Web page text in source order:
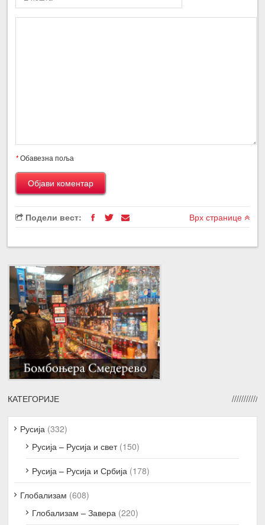
*Обавезна поља
Подели вест: Врх странице
КАТЕГОРИЈЕ
Русија (332)
Русија – Русија и свет(150)
Русија – Русија и Србија (178)
Глобализам (608)
Глобализам – Завера (220)